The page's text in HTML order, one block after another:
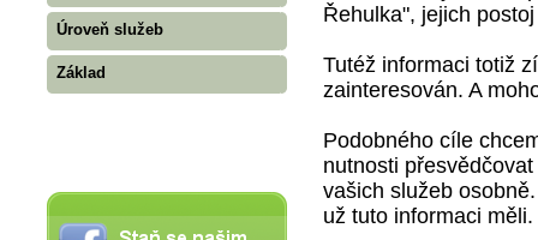
Úroveň služeb
Základ
Řehulka", jejich
Tutéž informaci totiž
zainteresován. A
Podobného cíle
nutnosti
vašich služeb
už tuto informaci měli.